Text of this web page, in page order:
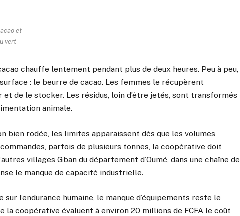
et
vert
chauffe lentement pendant plus de deux heures. Peu à peu,
: le beurre de cacao. Les femmes le récupèrent
de le stocker. Les résidus, loin d’être jetés, sont transformés
animale.
bien rodée, les limites apparaissent dès que les volumes
parfois de plusieurs tonnes, la coopérative doit
villages Gban du département d’Oumé, dans une chaîne de
le manque de capacité industrielle.
l’endurance humaine, le manque d’équipements reste le
la coopérative évaluent à environ 20 millions de FCFA le coût